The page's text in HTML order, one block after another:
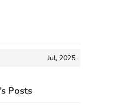
Jul, 2025
Posts